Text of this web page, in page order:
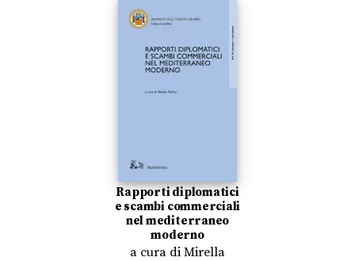
Rapporti diplomatici
e scambi commerciali
nel mediterraneo
moderno
a cura di Mirella